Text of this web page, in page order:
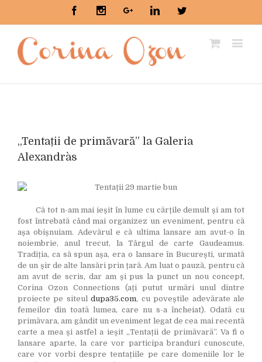
FacebookInstagramGoogle+LinkedinTwitter
Image
„Tentații de primăvară” la Galeria
Alexandra`s
Că tot n-am mai ieșit în lume cu cărțile demult și am tot
fost întrebată când mai organizez un eveniment, pentru că
așa obișnuiam. Adevărul e că ultima lansare am avut-o în
noiembrie, anul trecut, la Târgul de carte Gaudeamus.
Tradiția, ca să spun așa, era o lansare în București, urmată
de un șir de alte lansări prin țară. Am luat o pauză, pentru că
am avut de scris, dar am și pus la punct un nou concept,
Corina Ozon Connections (ați putut urmări unul dintre
proiecte pe siteuldupa35.com, cu poveștile adevărate ale
femeilor din toată lumea, care nu s-a încheiat). Odată cu
primăvara, am gândit un eveniment legat de cea mai recentă
carte a mea și astfel a ieșit „Tentații de primăvară”. Va fi o
lansare aparte, la care vor participa branduri cunoscute,
care vor vorbi despre tentațiile pe care domeniile lor le